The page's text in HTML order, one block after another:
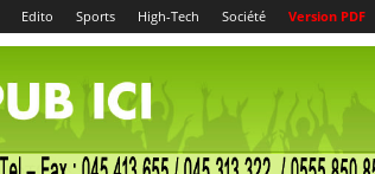
Edito Sports High-Tech Société Version PDF